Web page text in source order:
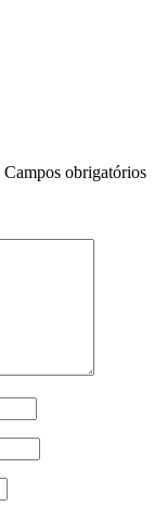
Campos obrigatórios